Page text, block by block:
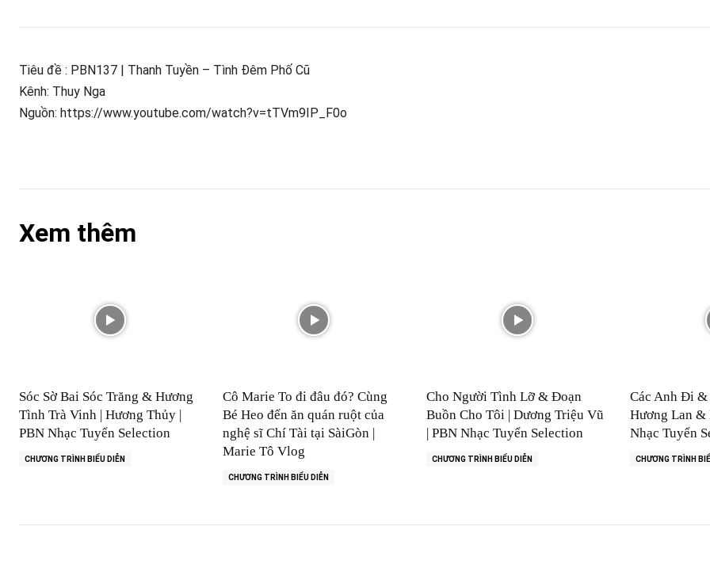
Tiêu đề : PBN137 | Thanh Tuyền – Tình Đêm Phố Cũ
Kênh: Thuy Nga
Nguồn: https://www.youtube.com/watch?v=tTVm9IP_F0o
Xem thêm
Sóc Sờ Bai Sóc Trăng & Hương
Tình Trà Vinh | Hương Thủy |
PBN Nhạc Tuyển Selection
CHƯƠNG TRÌNH BIỂU DIỄN
Cô Marie To đi đâu đó? Cùng
Bé Heo đến ăn quán ruột của
nghệ sĩ Chí Tài tại SàiGòn |
Marie Tô Vlog
CHƯƠNG TRÌNH BIỂU DIỄN
Cho Người Tình Lỡ & Đoạn
Buồn Cho Tôi | Dương Triệu Vũ
| PBN Nhạc Tuyển Selection
CHƯƠNG TRÌNH BIỂU DIỄN
Các Anh Đi &
Hương Lan &
Nhạc Tuyển
CHƯƠNG TRÌNH